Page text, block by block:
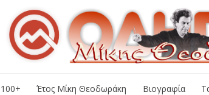
Έτος Μίκη Θεοδωράκη Βιογραφία